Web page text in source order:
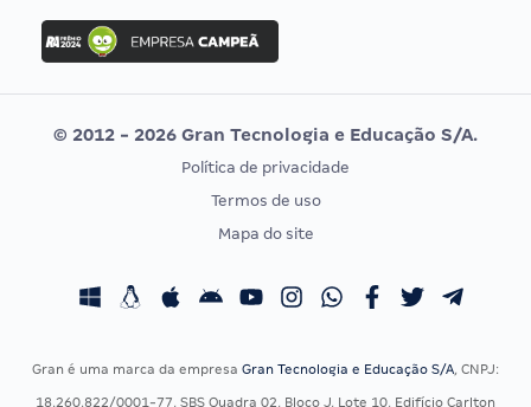
Concurso Ibama
Concurso MPU
Editais publicados
Vunesp
CONCURSOS POR PROFISSÃO
Concursos Fiscais
EXAME DE ORDEM
Calendário OAB
© 2012 - 2026 Gran Tecnologia e Educação S/A.
Política de privacidade
Termos de uso
Mapa do site
Gran é uma marca da empresa Gran Tecnologia e Educação S/A, CNPJ:
18.260.822/0001-77, SBS Quadra 02, Bloco J, Lote 10, Edifício Carlton